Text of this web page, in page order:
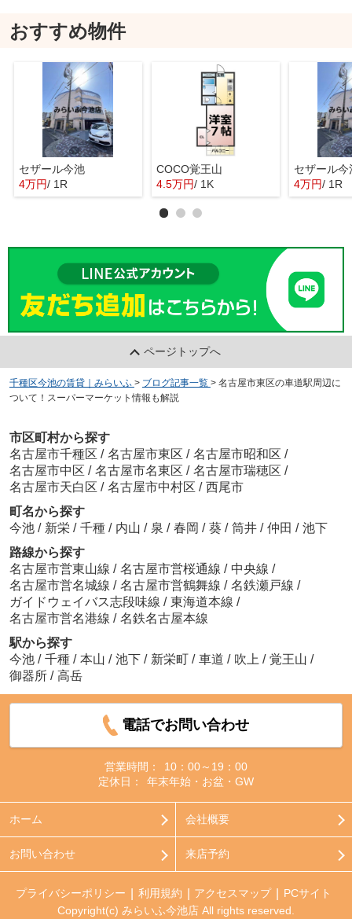
おすすめ物件
セザール今池
4万円/ 1R
COCO覚王山
4.5万円/ 1K
セザール今
4万円/ 1R
ページトップへ
千種区今池の賃貸｜みらいふ > ブログ記事一覧 > 名古屋市東区の車道駅周辺に
ついて！スーパーマーケット情報も解説
市区町村から探す
名古屋市千種区 / 名古屋市東区 / 名古屋市昭和区 /
名古屋市中区 / 名古屋市名東区 / 名古屋市瑞穂区 /
名古屋市天白区 / 名古屋市中村区 / 西尾市
町名から探す
今池 / 新栄 / 千種 / 内山 / 泉 / 春岡 / 葵 / 筒井 / 仲田 / 池下
路線から探す
名古屋市営東山線 / 名古屋市営桜通線 / 中央線 /
名古屋市営名城線 / 名古屋市営鶴舞線 / 名鉄瀬戸線 /
ガイドウェイバス志段味線 / 東海道本線 /
名古屋市営名港線 / 名鉄名古屋本線
駅から探す
今池 / 千種 / 本山 / 池下 / 新栄町 / 車道 / 吹上 / 覚王山 /
御器所 / 高岳
電話でお問い合わせ
営業時間：
10：00～19：00
定休日：
年末年始・お盆・GW
ホーム 会社概要
お問い合わせ 来店予約
プライバシーポリシー 利用規約 アクセスマップ
PCサイト
Copyright(c) みらいふ今池店 All rights reserved.